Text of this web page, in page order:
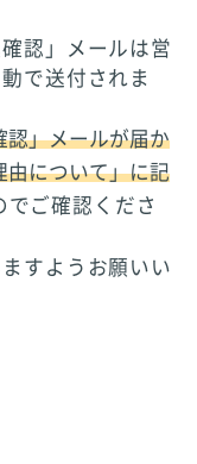
認」メールは営
で送付されま
認」メールが届か
由について」に記
でご確認くださ
すようお願いい